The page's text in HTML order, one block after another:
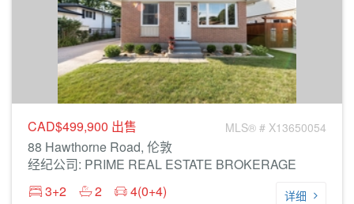
CAD$499,900 出售 MLS® # X13650054
88 Hawthorne Road, 伦敦
经纪公司: PRIME REAL ESTATE BROKERAGE
3+2
2 4(0+4) 详细